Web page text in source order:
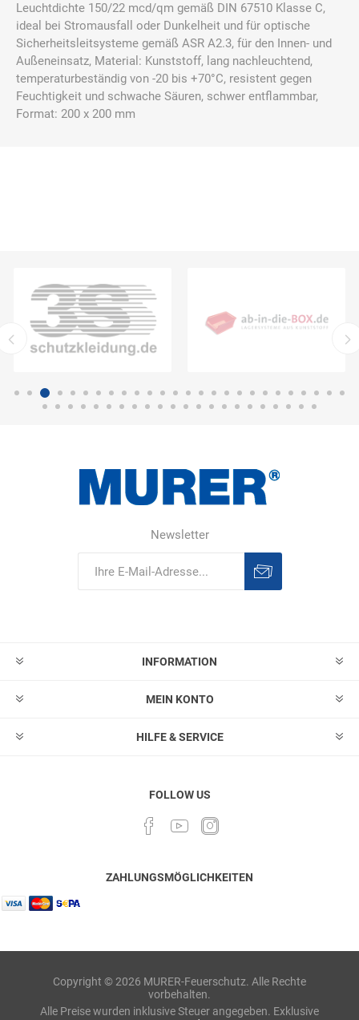
Leuchtdichte 150/22 mcd/qm gemäß DIN 67510 Klasse C,
ideal bei Stromausfall oder Dunkelheit und für optische
Sicherheitsleitsysteme gemäß ASR A2.3, für den Innen- und
Außeneinsatz, Material: Kunststoff, lang nachleuchtend,
temperaturbeständig von -20 bis +70°C, resistent gegen
Feuchtigkeit und schwache Säuren, schwer entflammbar,
Format: 200 x 200 mm
Newsletter
INFORMATION
MEIN KONTO
HILFE & SERVICE
FOLLOW US
ZAHLUNGSMÖGLICHKEITEN
Copyright © 2026 MURER-Feuerschutz. Alle Rechte
vorbehalten.
Alle Preise wurden inklusive Steuer angegeben. Exklusive